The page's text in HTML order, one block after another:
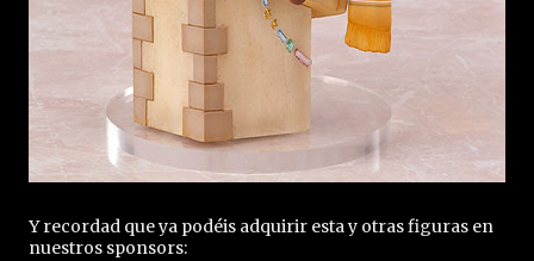
Y recordad que ya podéis adquirir esta y otras figuras en
nuestros sponsors: